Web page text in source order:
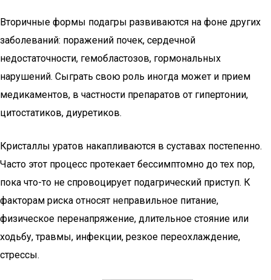
Вторичные формы подагры развиваются на фоне других
заболеваний: поражений почек, сердечной
недостаточности, гемобластозов, гормональных
нарушений. Сыграть свою роль иногда может и прием
медикаментов, в частности препаратов от гипертонии,
цитостатиков, диуретиков.
Кристаллы уратов накапливаются в суставах постепенно.
Часто этот процесс протекает бессимптомно до тех пор,
пока что-то не спровоцирует подагрический приступ. К
факторам риска относят неправильное питание,
физическое перенапряжение, длительное стояние или
ходьбу, травмы, инфекции, резкое переохлаждение,
стрессы.